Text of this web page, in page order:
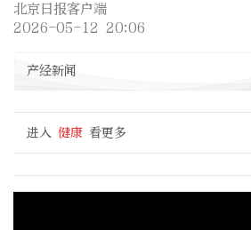
北京日报客户端
2026-05-12 20:06
产经新闻
进入 健康 看更多